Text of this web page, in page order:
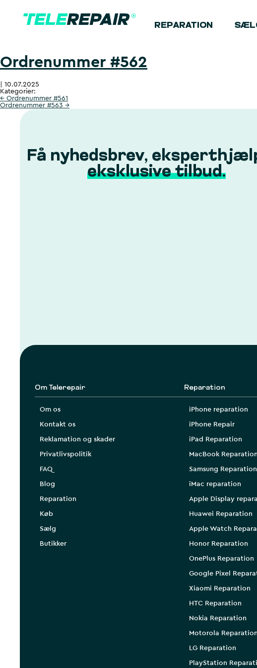
REPARATION
Ordrenummer #562
10.07.2025
Kategorier:
← Ordrenummer #561
Ordrenummer #563 →
Få nyhedsbrev,
eksklusive tilbud.
Om Telerepair
Om os
Kontakt os
Reklamation og skader
Privatlivspolitik
FAQ
Blog
Reparation
Køb
Sælg
Butikker
Reparation
iPhone reparation
iPhone Repair
iPad Reparation
MacBook Reparation
Samsung Reparation
iMac reparation
Apple Display
Huawei Reparation
Apple Watch
Honor Reparation
OnePlus Reparation
Google Pixel
Xiaomi Reparation
HTC Reparation
Nokia Reparation
Motorola Reparation
LG Reparation
PlayStation